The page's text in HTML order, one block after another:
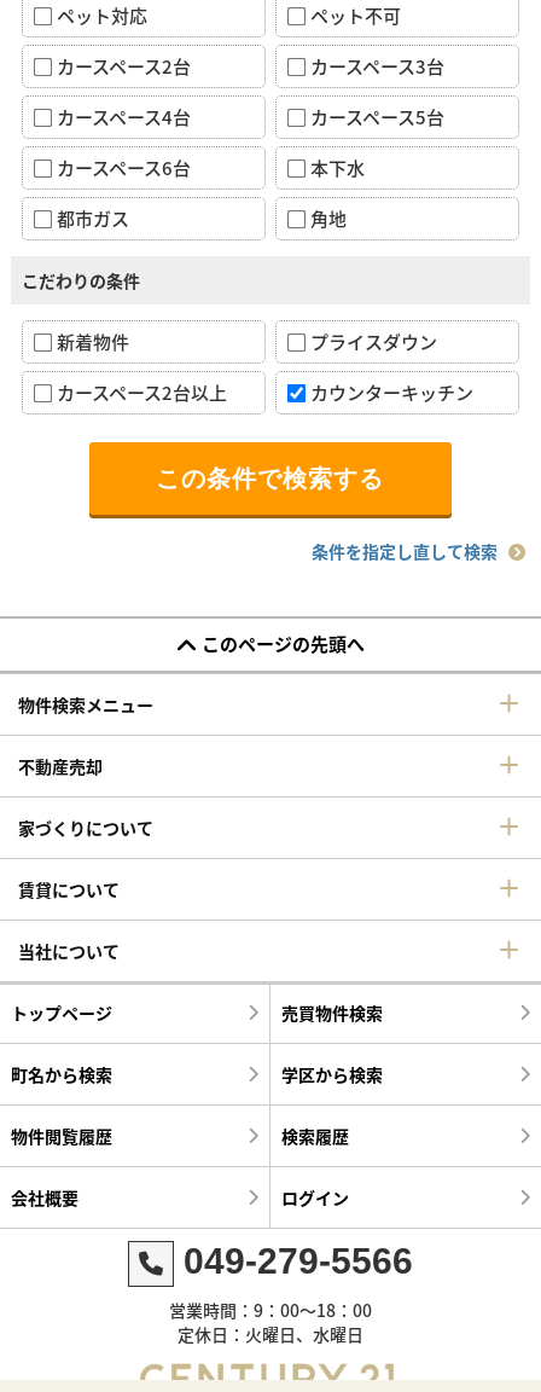
ペット対応
ペット不可
カースペース2台
カースペース3台
カースペース4台
カースペース5台
カースペース6台
本下水
都市ガス
角地
こだわりの条件
新着物件
プライスダウン
カースペース2台以上
カウンターキッチン
条件を指定し直して検索
このページの先頭へ
物件検索メニュー
不動産売却
家づくりについて
賃貸について
当社について
トップページ 売買物件検索
町名から検索 学区から検索
物件閲覧履歴 検索履歴
会社概要 ログイン
049-279-5566
営業時間：9：00～18：00
定休日：火曜日、水曜日